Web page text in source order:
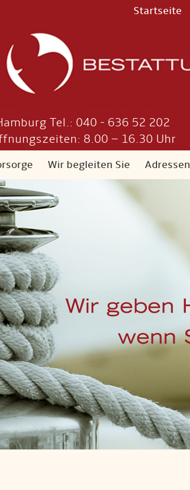
Startseite
Tel.: 040 - 636 52 202
8.00 – 16.30 Uhr
Wir begleiten Sie Adressen